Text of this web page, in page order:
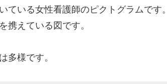
ている女性看護師のピクトグラムです。
携えている図です。
多様です。